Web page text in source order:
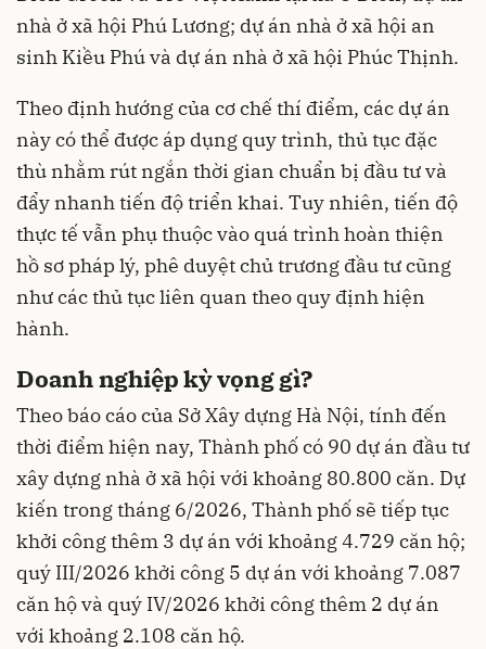
nhà ở xã hội Phú Lương; dự án nhà ở xã hội an
sinh Kiều Phú và dự án nhà ở xã hội Phúc Thịnh.
Theo định hướng của cơ chế thí điểm, các dự án
này có thể được áp dụng quy trình, thủ tục đặc
thù nhằm rút ngắn thời gian chuẩn bị đầu tư và
đẩy nhanh tiến độ triển khai. Tuy nhiên, tiến độ
thực tế vẫn phụ thuộc vào quá trình hoàn thiện
hồ sơ pháp lý, phê duyệt chủ trương đầu tư cũng
như các thủ tục liên quan theo quy định hiện
hành.
Doanh nghiệp kỳ vọng gì?
Theo báo cáo của Sở Xây dựng Hà Nội, tính đến
thời điểm hiện nay, Thành phố có 90 dự án đầu tư
xây dựng nhà ở xã hội với khoảng 80.800 căn. Dự
kiến trong tháng 6/2026, Thành phố sẽ tiếp tục
khởi công thêm 3 dự án với khoảng 4.729 căn hộ;
quý III/2026 khởi công 5 dự án với khoảng 7.087
căn hộ và quý IV/2026 khởi công thêm 2 dự án
với khoảng 2.108 căn hộ.